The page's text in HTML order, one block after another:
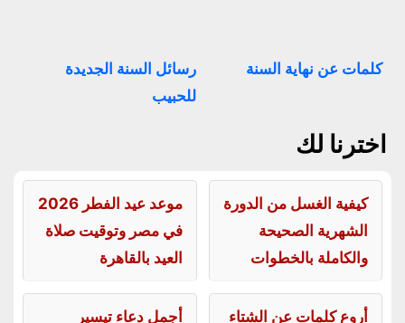
كلمات عن نهاية السنة
رسائل السنة الجديدة
للحبيب
اخترنا لك
كيفية الغسل من الدورة
الشهرية الصحيحة
والكاملة بالخطوات
موعد عيد الفطر 2026
في مصر وتوقيت صلاة
العيد بالقاهرة
أروع كلمات عن الشتاء أجمل دعاء تيسير